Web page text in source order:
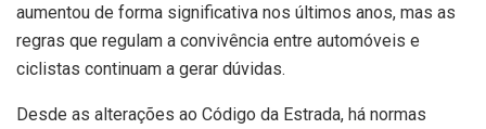
aumentou de forma significativa nos últimos anos, mas as
regras que regulam a convivência entre automóveis e
ciclistas continuam a gerar dúvidas.
Desde as alterações ao Código da Estrada, há normas